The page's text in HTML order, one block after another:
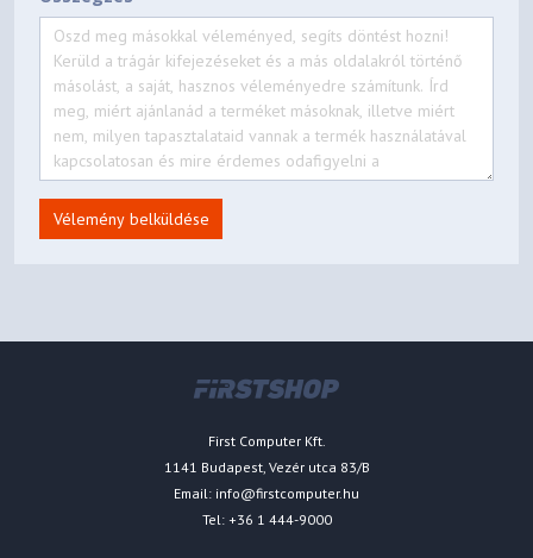
Vélemény belküldése
First Computer Kft.
1141 Budapest, Vezér utca 83/B
Email: info@firstcomputer.hu
Tel: +36 1 444-9000